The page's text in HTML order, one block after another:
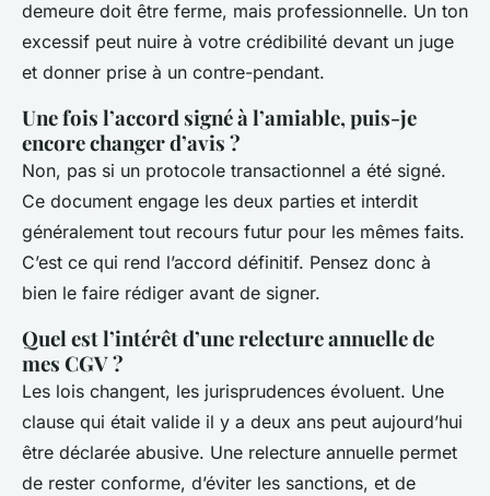
demeure doit être ferme, mais professionnelle. Un ton
excessif peut nuire à votre crédibilité devant un juge
et donner prise à un contre-pendant.
Une fois l’accord signé à l’amiable, puis-je
encore changer d’avis ?
Non, pas si un protocole transactionnel a été signé.
Ce document engage les deux parties et interdit
généralement tout recours futur pour les mêmes faits.
C’est ce qui rend l’accord définitif. Pensez donc à
bien le faire rédiger avant de signer.
Quel est l’intérêt d’une relecture annuelle de
mes CGV ?
Les lois changent, les jurisprudences évoluent. Une
clause qui était valide il y a deux ans peut aujourd’hui
être déclarée abusive. Une relecture annuelle permet
de rester conforme, d’éviter les sanctions, et de